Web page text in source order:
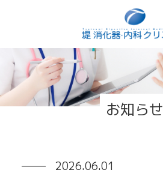
お知らせ
2026.06.01